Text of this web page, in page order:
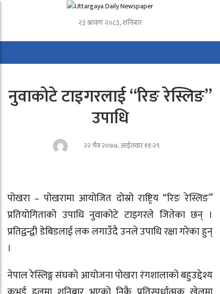
२३ श्रावण २०८३, शनिबार
नुवाकोटे टाइगरलाई “रिङ रेस्लिङ”
उपाधि
२२ चैत्र २०७७, आईतवार ११:२९
पोखरा – पोखरामा आयोजित दोस्रो राष्ट्रिय “रिङ रेस्लिङ”
प्रतियोगिताको उपाधि नुवाकोटे टाइगरले जितेका छन् ।
प्रतिद्वन्द्वी डेबिडलाई लक लगाउँदै उनले उपाधि रक्षा गरेका हुन्
।
नेपाल रेस्लिङ्ग संघको आयोजना पोखरा रंगशालाको बहुउद्देश्य